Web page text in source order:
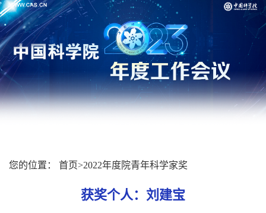
您的位置： 首页>2022年度院青年科学家奖
获奖个人：刘建宝